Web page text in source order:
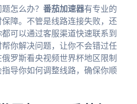
怎么办？ 番茄加速器有专业的
障。不管是线路连接失败，还
可以通过客服渠道快速联系到
你解决问题，让你不会错过任
罗斯看央视频世界杯地区限制
导你如何调整线路，确保你顺